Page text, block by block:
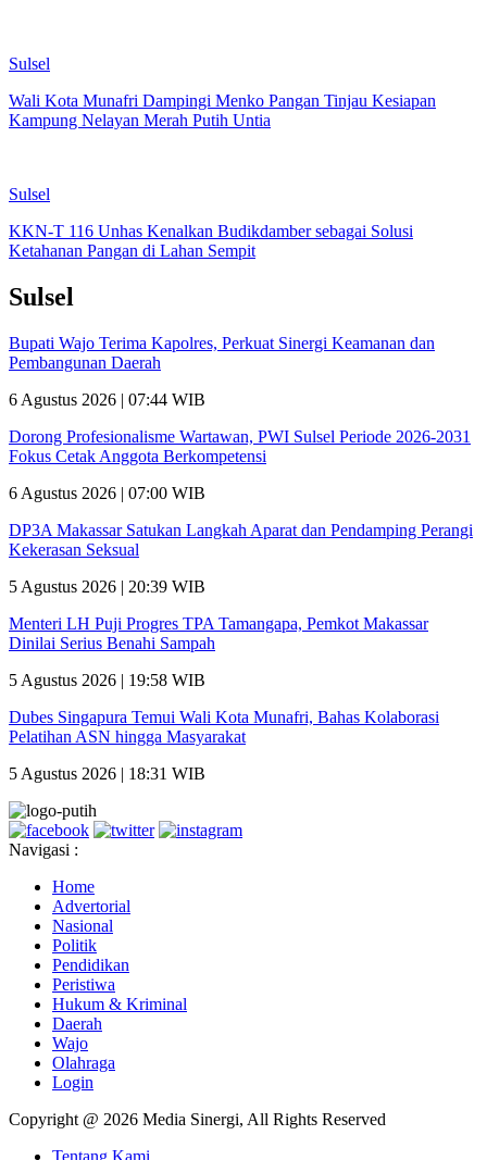
Sulsel
Wali Kota Munafri Dampingi Menko Pangan Tinjau Kesiapan
Kampung Nelayan Merah Putih Untia
Sulsel
KKN-T 116 Unhas Kenalkan Budikdamber sebagai Solusi
Ketahanan Pangan di Lahan Sempit
Sulsel
Bupati Wajo Terima Kapolres, Perkuat Sinergi Keamanan dan
Pembangunan Daerah
6 Agustus 2026 | 07:44 WIB
Dorong Profesionalisme Wartawan, PWI Sulsel Periode 2026-2031
Fokus Cetak Anggota Berkompetensi
6 Agustus 2026 | 07:00 WIB
DP3A Makassar Satukan Langkah Aparat dan Pendamping Perangi
Kekerasan Seksual
5 Agustus 2026 | 20:39 WIB
Menteri LH Puji Progres TPA Tamangapa, Pemkot Makassar
Dinilai Serius Benahi Sampah
5 Agustus 2026 | 19:58 WIB
Dubes Singapura Temui Wali Kota Munafri, Bahas Kolaborasi
Pelatihan ASN hingga Masyarakat
5 Agustus 2026 | 18:31 WIB
Navigasi :
Home
Advertorial
Nasional
Politik
Pendidikan
Peristiwa
Hukum & Kriminal
Daerah
Wajo
Olahraga
Login
Copyright @ 2026 Media Sinergi, All Rights Reserved
Tentang Kami